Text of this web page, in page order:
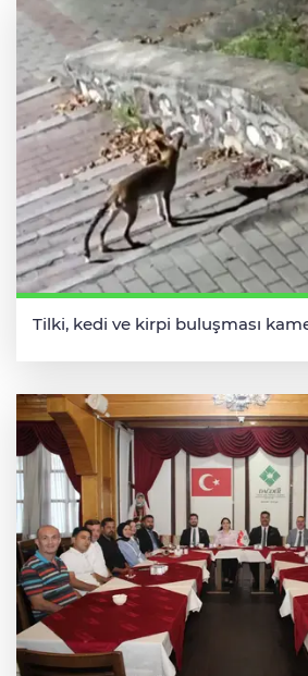
Tilki, kedi ve kirpi buluşması